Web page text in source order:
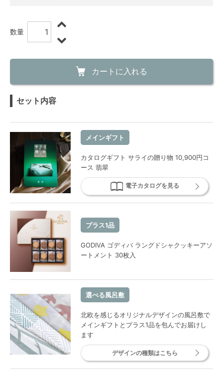
数量
カートに入れる
セット内容
メインギフト
カタログギフト サライの贈り物 10,900円コ
ース 翡翠
電子カタログを見る
プラス1品
GODIVA ゴディバ ラングドシャクッキーアソ
ートメント 30枚入
選べる風呂敷
北欧を感じるオリジナルデザインの風呂敷で
メインギフトとプラス1品を包んでお届けし
ます
デザインの種類はこちら